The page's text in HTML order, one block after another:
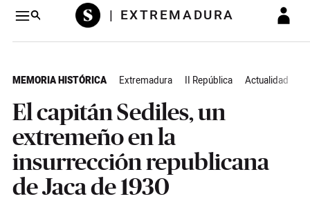
| EXTREMADURA
MEMORIA HISTÓRICA Extremadura II República Actualidad
El capitán Sediles, un
extremeño en la
insurrección republicana
de Jaca de 1930